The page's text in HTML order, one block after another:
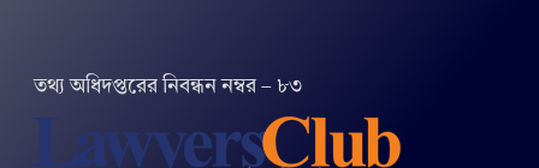
তথ‌্য অ‌ধিদপ্ত‌রের নিবন্ধন নম্বর – ৮৩